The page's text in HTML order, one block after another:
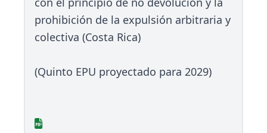
prohibición de la expulsión arbitraria y
colectiva (Costa Rica)
(Quinto EPU proyectado para 2029)